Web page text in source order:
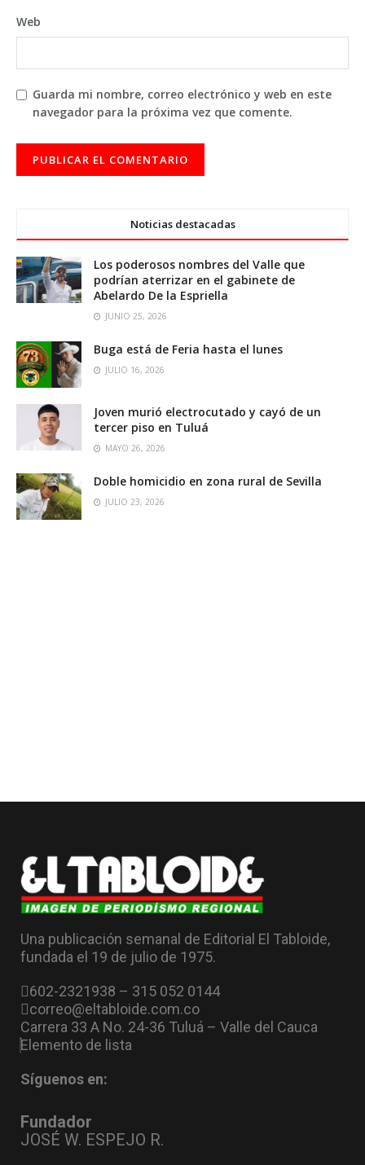
Web
Guarda mi nombre, correo electrónico y web en este
navegador para la próxima vez que comente.
Noticias destacadas
Los poderosos nombres del Valle que
podrían aterrizar en el gabinete de
Abelardo De la Espriella
JUNIO 25, 2026
Buga está de Feria hasta el lunes
JULIO 16, 2026
Joven murió electrocutado y cayó de un
tercer piso en Tuluá
MAYO 26, 2026
Doble homicidio en zona rural de Sevilla
JULIO 23, 2026
Una publicación semanal de Editorial El Tabloide,
fundada el 19 de julio de 1975.
602-2321938 – 315 052 0144
correo@eltabloide.com.co
Carrera 33 A No. 24-36 Tuluá – Valle del Cauca
Elemento de lista
Síguenos en:
Fundador
JOSÉ W. ESPEJO R.